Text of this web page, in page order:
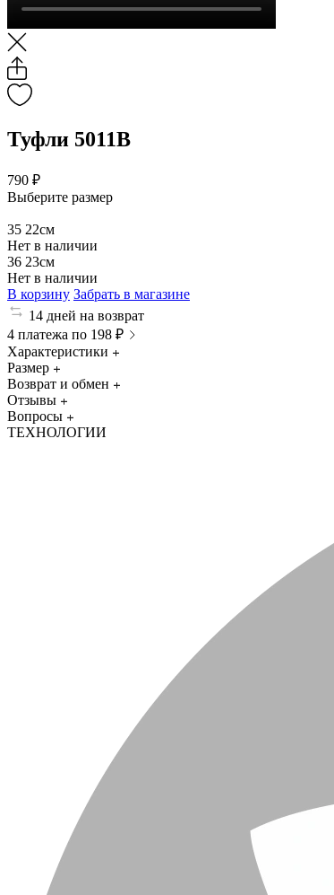
Туфли 5011В
790 ₽
Выберите размер
35 22см
Нет в наличии
36 23см
Нет в наличии
В корзину Забрать в магазине
14 дней на возврат
4 платежа по 198 ₽
Характеристики
Размер
Возврат и обмен
Отзывы
Вопросы
ТЕХНОЛОГИИ